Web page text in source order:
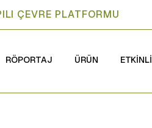
ÇEVRE PLATFORMU
RÖPORTAJ ÜRÜN